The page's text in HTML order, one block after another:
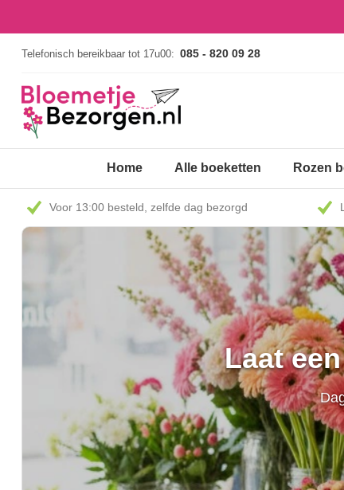
Telefonisch bereikbaar tot 17u00: 085 - 820 09 28
Home Alle boeketten Rozen
Voor 13:00 besteld, zelfde dag bezorgd
Laat